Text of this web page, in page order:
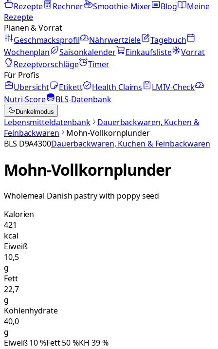
Rezepte
Rechner Smoothie-Mixer Blog
Meine
Rezepte
Planen & Vorrat
Geschmacksprofil
Nährwertziele
Tagebuch
Wochenplan
Saisonkalender Einkaufsliste
Vorrat
Rezeptvorschläge
Timer
Für Profis
Übersicht
Etikett Health Claims
LMIV-Check
Nutri-Score
BLS-Datenbank
Dunkelmodus
Lebensmitteldatenbank
Dauerbackwaren, Kuchen &
Feinbackwaren
Mohn-Vollkornplunder
BLS D9A4300Dauerbackwaren, Kuchen & Feinbackwaren
Mohn-Vollkornplunder
Wholemeal Danish pastry with poppy seed
Kalorien
421
kcal
Eiweiß
10,5
g
Fett
22,7
g
Kohlenhydrate
40,0
g
Eiweiß10%Fett50%KH 39%